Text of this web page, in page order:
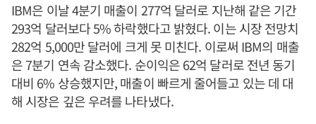
IBM은 이날 4분기 매출이 277억 달러로 지난해 같은 기간
293억 달러보다 5% 하락했다고 밝혔다. 이는 시장 전망치
282억 5,000만 달러에 크게 못 미친다. 이로써 IBM의 매출
은 7분기 연속 감소했다. 순이익은 62억 달러로 전년 동기
대비 6% 상승했지만, 매출이 빠르게 줄어들고 있는 데 대
해 시장은 깊은 우려를 나타냈다.